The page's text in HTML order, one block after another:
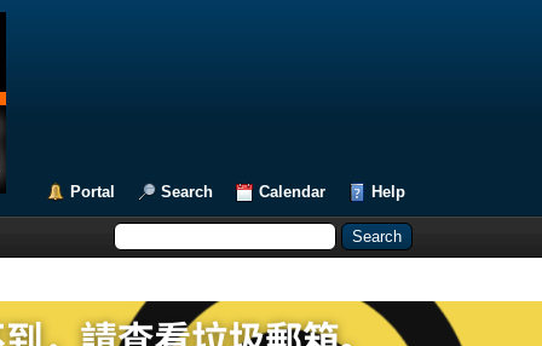
Portal Search Calendar Help